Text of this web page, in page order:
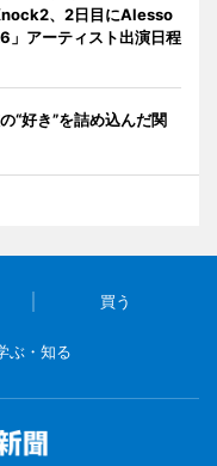
、2日目にAlesso
ーティスト出演日程
“好き”を詰め込んだ関
買う
ぶ・知る